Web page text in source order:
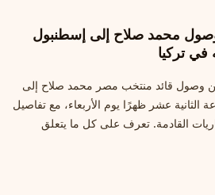
محمد صلاح إلى إسطنبول
في تركيا
وصول قائد منتخب مصر محمد صلاح إلى
الثانية عشر ظهرًا يوم الأربعاء، مع تفاصيل
القادمة. تعرف على كل ما يتعلق